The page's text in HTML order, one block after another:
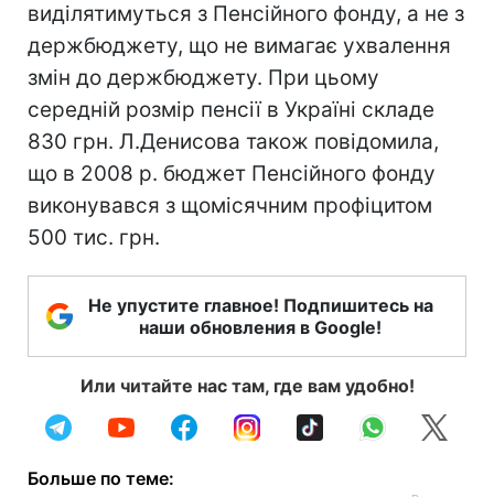
виділятимуться з Пенсійного фонду, а не з
держбюджету, що не вимагає ухвалення
змін до держбюджету. При цьому
середній розмір пенсії в Україні складе
830 грн. Л.Денисова також повідомила,
що в 2008 р. бюджет Пенсійного фонду
виконувався з щомісячним профіцитом
500 тис. грн.
Не упустите главное! Подпишитесь на
наши обновления в Google!
Или читайте нас там, где вам удобно!
Больше по теме: